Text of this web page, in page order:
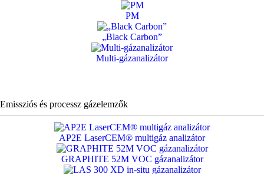
PM
„Black Carbon”
Multi-gázanalizátor
Emissziós és processz gázelemzők
AP2E LaserCEM® multigáz analizátor
GRAPHITE 52M VOC gázanalizátor